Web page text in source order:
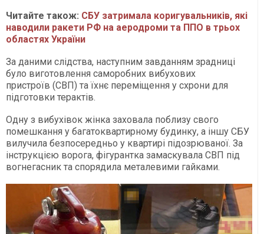
Читайте також: СБУ затримала коригувальників, які
наводили ракети РФ на аеродроми та ППО в трьох
областях України
За даними слідства, наступним завданням зрадниці
було виготовлення саморобних вибухових
пристроїв (СВП) та їхнє переміщення у схрони для
підготовки терактів.
Одну з вибухівок жінка заховала поблизу свого
помешкання у багатоквартирному будинку, а іншу СБУ
вилучила безпосередньо у квартирі підозрюваної. За
інструкцією ворога, фігурантка замаскувала СВП під
вогнегасник та спорядила металевими гайками.